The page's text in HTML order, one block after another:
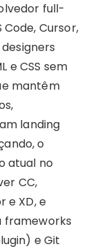
full-
Cursor,
e CSS sem
mantêm
landing
o
atual no
CC,
e XD, e
frameworks
e Git